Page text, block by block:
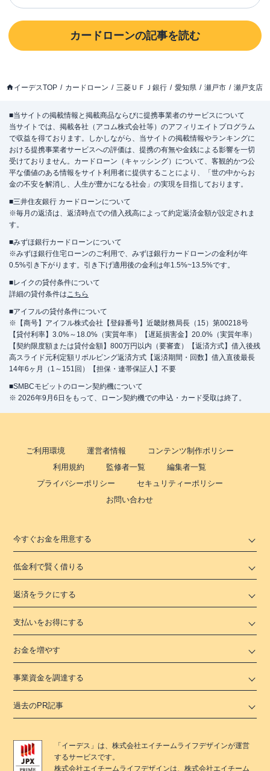
カードローンの記事を読む
イーデスTOP カードローン 三菱ＵＦＪ銀行 愛知県 瀬戸市 瀬戸支店
■当サイトの掲載情報と掲載商品ならびに提携事業者のサービスについて
当サイトでは、掲載各社（アコム株式会社等）のアフィリエイトプログラム
で収益を得ております。しかしながら、当サイトの掲載情報やランキングに
おける提携事業者サービスへの評価は、提携の有無や金銭による影響を一切
受けておりません。カードローン（キャッシング）について、客観的かつ公
平な価値のある情報をサイト利用者に提供することにより、「世の中からお
金の不安を解消し、人生が豊かになる社会」の実現を目指しております。
■三井住友銀行 カードローンについて
※毎月の返済は、返済時点での借入残高によって約定返済金額が設定されま
す。
■みずほ銀行カードローンについて
※みずほ銀行住宅ローンのご利用で、みずほ銀行カードローンの金利が年
0.5%引き下がります。引き下げ適用後の金利は年1.5%~13.5%です。
■レイクの貸付条件について
詳細の貸付条件はこちら
■アイフルの貸付条件について
※【商号】アイフル株式会社【登録番号】近畿財務局長（15）第00218号
【貸付利率】3.0%～18.0%（実質年率）【遅延損害金】20.0%（実質年率）
【契約限度額または貸付金額】800万円以内（要審査）【返済方式】借入後残
高スライド元利定額リボルビング返済方式【返済期間・回数】借入直後最長
14年6ヶ月（1～151回）【担保・連帯保証人】不要
■SMBCモビットのローン契約機について
※ 2026年9月6日をもって、ローン契約機での申込・カード受取は終了。
ご利用環境 運営者情報
コンテンツ制作ポリシー
利用規約
監修者一覧
編集者一覧
プライバシーポリシー
セキュリティーポリシー
お問い合わせ
今すぐお金を用意する
低金利で賢く借りる
返済をラクにする
支払いをお得にする
お金を増やす
事業資金を調達する
過去のPR記事
「 イーデス 」は、株式会社エイチームライフデザインが運営
するサービスです。
株式会社エイチームライフデザインは、株式会社エイチーム